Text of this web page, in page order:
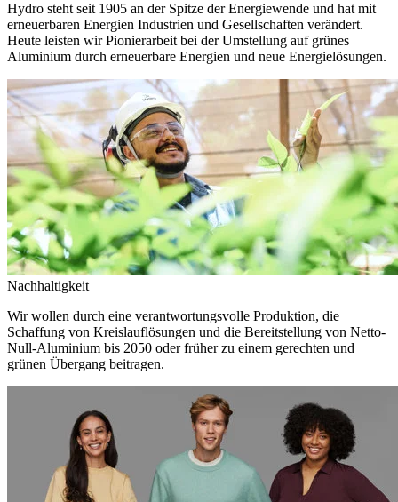
Hydro steht seit 1905 an der Spitze der Energiewende und hat mit
erneuerbaren Energien Industrien und Gesellschaften verändert.
Heute leisten wir Pionierarbeit bei der Umstellung auf grünes
Aluminium durch erneuerbare Energien und neue Energielösungen.
Nachhaltigkeit
Wir wollen durch eine verantwortungsvolle Produktion, die
Schaffung von Kreislauflösungen und die Bereitstellung von Netto-
Null-Aluminium bis 2050 oder früher zu einem gerechten und
grünen Übergang beitragen.